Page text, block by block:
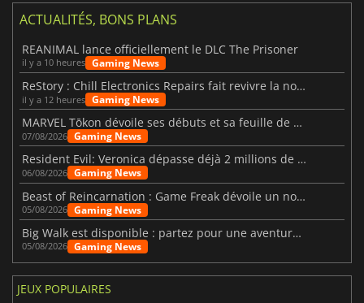
ACTUALITÉS, BONS PLANS
REANIMAL lance officiellement le DLC The Prisoner
il y a 10 heures Gaming News
ReStory : Chill Electronics Repairs fait revivre la nostalgie des années 2000
il y a 12 heures Gaming News
MARVEL Tōkon dévoile ses débuts et sa feuille de route
07/08/2026 Gaming News
Resident Evil: Veronica dépasse déjà 2 millions de wishlists
06/08/2026 Gaming News
Beast of Reincarnation : Game Freak dévoile un nouveau pari
05/08/2026 Gaming News
Big Walk est disponible : partez pour une aventure entre amis
05/08/2026 Gaming News
JEUX POPULAIRES